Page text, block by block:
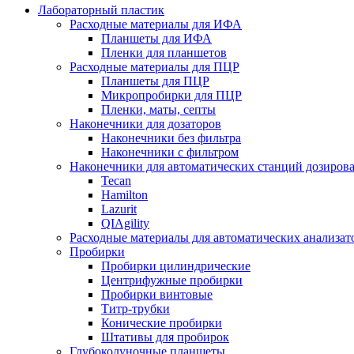
Лабораторный пластик
Расходные материалы для ИФА
Планшеты для ИФА
Пленки для планшетов
Расходные материалы для ПЦР
Планшеты для ПЦР
Микропробирки для ПЦР
Пленки, маты, септы
Наконечники для дозаторов
Наконечники без фильтра
Наконечники с фильтром
Наконечники для автоматических станций
Tecan
Hamilton
Lazurit
QIAgility
Расходные материалы для автоматических
Пробирки
Пробирки цилиндрические
Центрифужные пробирки
Пробирки винтовые
Титр-трубки
Конические пробирки
Штативы для пробирок
Глубоколуночные планшеты